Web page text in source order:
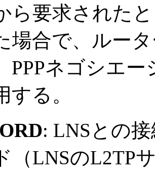
ら要求された
場合で、ルー
PPPネゴシエ
する。
: LNSとの
（LNSのL2TP